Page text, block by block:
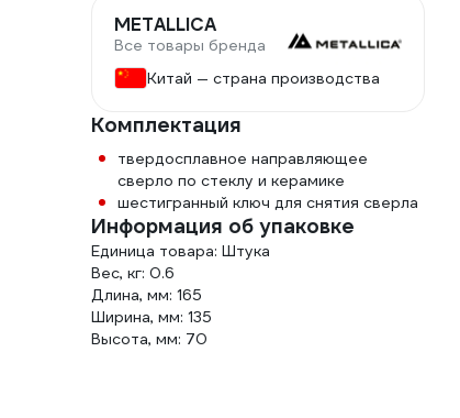
METALLICA
Все товары бренда
Китай — страна производства
Комплектация
твердосплавное направляющее
сверло по стеклу и керамике
шестигранный ключ для снятия сверла
Информация об упаковке
Единица товара: Штука
Вес, кг: 0.6
Длина, мм: 165
Ширина, мм: 135
Высота, мм: 70